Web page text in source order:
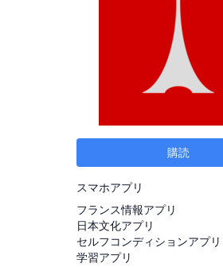
購読
スマホアプリ
フランス情報アプリ
日本文化アプリ
セルフコンディションアプリ
学習アプリ